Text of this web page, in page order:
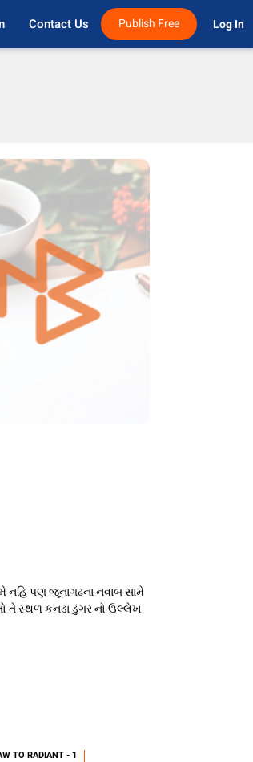
Contact Us Publish Free Log In
નહિ પણ જૂનાગઢના નવાબ સામે
તે સ્થળ કનડા ડુંગર નો ઉલ્લેખ
TO RADIANT - 1